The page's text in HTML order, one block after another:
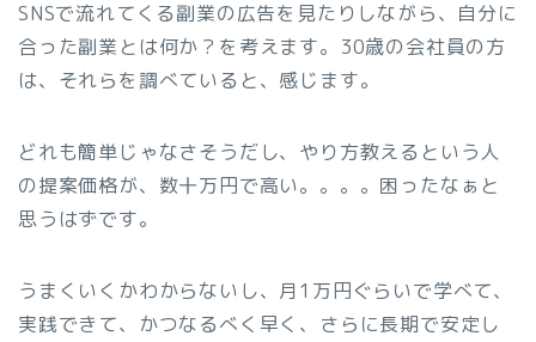
SNSで流れてくる副業の広告を見たりしながら、自分に
合った副業とは何か？を考えます。30歳の会社員の方
は、それらを調べていると、感じます。
どれも簡単じゃなさそうだし、やり方教えるという人
の提案価格が、数十万円で高い。。。。困ったなぁと
思うはずです。
うまくいくかわからないし、月1万円ぐらいで学べて、
実践できて、かつなるべく早く、さらに長期で安定し